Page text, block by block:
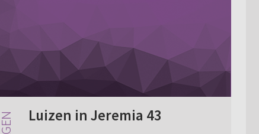
Luizen in Jeremia 43